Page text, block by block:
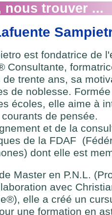
nous trouver ...
est fondatrice de
Consultante,
trente ans, sa
de noblesse.
écoles, elle aime à
de pensée.
et de la
de la FDAF
dont elle est
Master en P.N.L.
avec
elle a créé un
une formation en